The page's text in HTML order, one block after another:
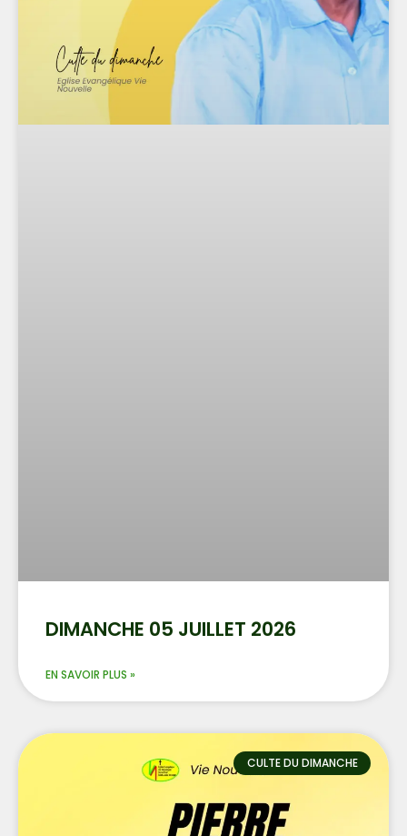
DIMANCHE 05 JUILLET 2026
EN SAVOIR PLUS »
CULTE DU DIMANCHE